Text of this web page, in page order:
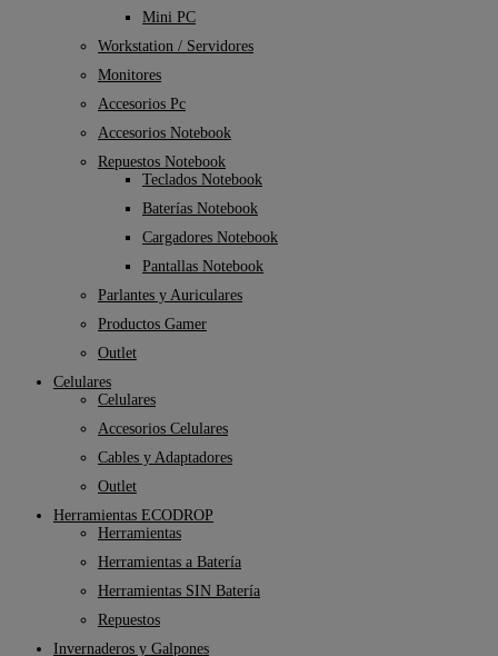
Mini PC
Workstation / Servidores
Monitores
Accesorios Pc
Accesorios Notebook
Repuestos Notebook
Teclados Notebook
Baterías Notebook
Cargadores Notebook
Pantallas Notebook
Parlantes y Auriculares
Productos Gamer
Outlet
Celulares
Celulares
Accesorios Celulares
Cables y Adaptadores
Outlet
Herramientas ECODROP
Herramientas
Herramientas a Batería
Herramientas SIN Batería
Repuestos
Invernaderos y Galpones